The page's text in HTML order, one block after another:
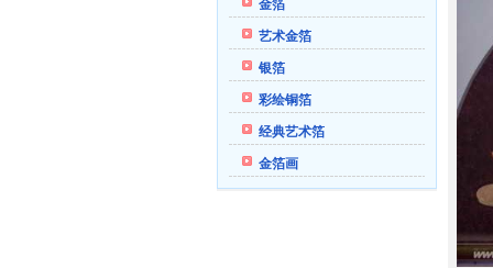
金箔
艺术金箔
银箔
彩绘铜箔
经典艺术箔
金箔画